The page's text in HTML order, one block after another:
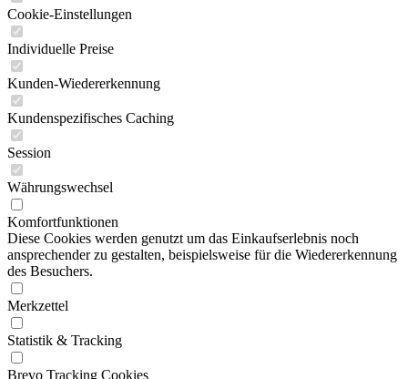
Cookie-Einstellungen
Individuelle Preise
Kunden-Wiedererkennung
Kundenspezifisches Caching
Session
Währungswechsel
Komfortfunktionen
Diese Cookies werden genutzt um das Einkaufserlebnis noch
ansprechender zu gestalten, beispielsweise für die Wiedererkennung
des Besuchers.
Merkzettel
Statistik & Tracking
Brevo Tracking Cookies